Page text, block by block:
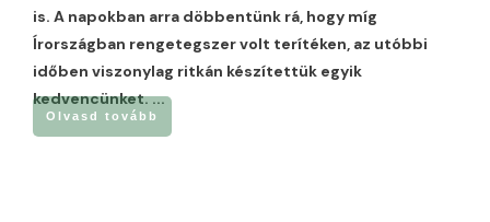
is. A napokban arra döbbentünk rá, hogy míg
Írországban rengetegszer volt terítéken, az utóbbi
időben viszonylag ritkán készítettük egyik
kedvencünket....
Olvasd tovább